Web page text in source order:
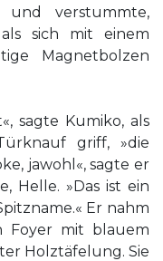
verstummte,
sich mit einem
Magnetbolzen
sagte Kumiko, als
griff, »die
jawohl«, sagte er
Helle. »Das ist ein
Er nahm
Foyer mit blauem
Holztäfelung. Sie